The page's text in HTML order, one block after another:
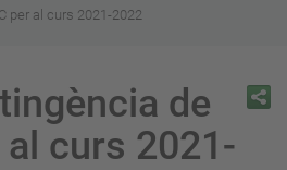
per al curs 2021-2022
de
al curs 2021-